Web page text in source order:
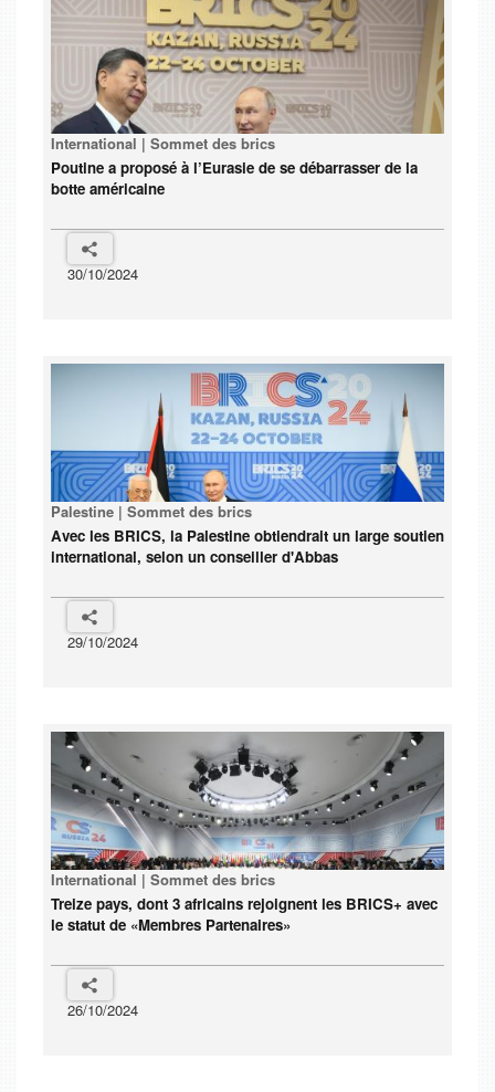
International | Sommet des brics
Poutine a proposé à l’Eurasie de se débarrasser de la
botte américaine
30/10/2024
Palestine | Sommet des brics
Avec les BRICS, la Palestine obtiendrait un large soutien
international, selon un conseiller d'Abbas
29/10/2024
International | Sommet des brics
Treize pays, dont 3 africains rejoignent les BRICS+ avec
le statut de «Membres Partenaires»
26/10/2024